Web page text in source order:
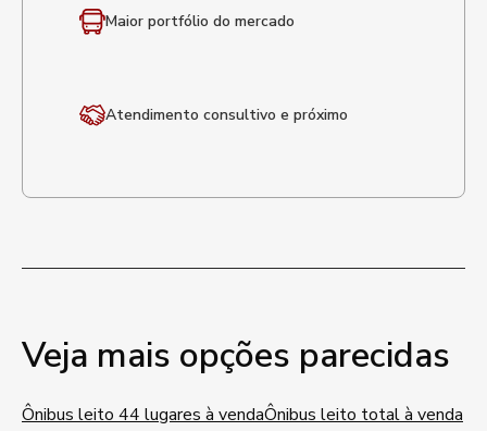
Maior portfólio do mercado
Atendimento consultivo e próximo
Veja mais opções parecidas
Ônibus leito 44 lugares à vendaÔnibus leito total à venda